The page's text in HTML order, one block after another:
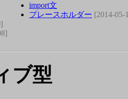
import文
プレースホルダー [2014-05-
ブ型